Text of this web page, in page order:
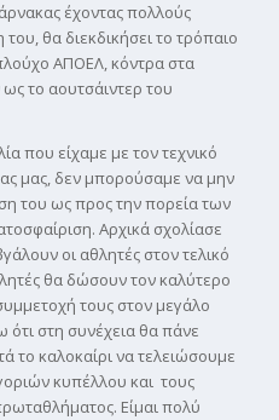
έχοντας πολλούς
θα διεκδικήσει το τρόπαιο
ΑΠΟΕΛ, κόντρα στα
το αουτσάιντερ του
που είχαµε µε τον τεχνικό
µας, δεν µπορούσαµε να µην
του ως προς την πορεία των
Αρχικά σχολίασε
οι αθλητές στον τελικό
θα δώσουν τον καλύτερο
τους στον µεγάλο
ότι στη συνέχεια θα πάνε
το καλοκαίρι να τελειώσουµε
κυπέλλου και τους
Είµαι πολύ